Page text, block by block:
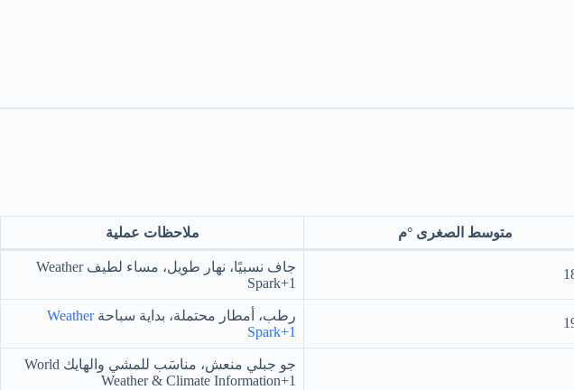
متوسط الصغرى °م ملاحظات عملية
جاف نسبيًا، نهار طويل، مساء لطيف Weather
Spark+1
رطب، أمطار محتملة، بداية سباحةWeather
Spark+1
جو جبلي منعش، مناسَب للمشي والهايك World
Weather & Climate Information+1